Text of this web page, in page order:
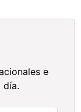
e
día.